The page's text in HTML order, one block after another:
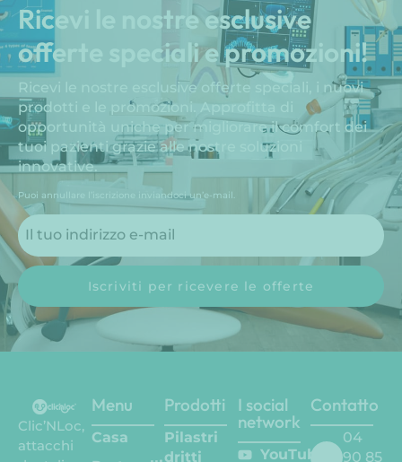
Ricevi le nostre esclusive
offerte speciali e promozioni!
Ricevi le nostre esclusive offerte speciali, i nuovi
prodotti e le promozioni. Approfitta di
opportunità uniche per migliorare il comfort dei
tuoi pazienti grazie alle nostre soluzioni
innovative.
Puoi annullare l’iscrizione inviandoci un’e-mail.
Iscriviti per ricevere le offerte
Clic’NLoc,
attacchi
Menu
Casa
Prodotti
Pilastri
dritti
I social
network
YouTube
Contatto
04
90 85